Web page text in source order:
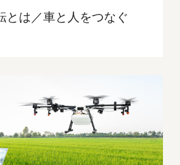
とは／車と人をつなぐ